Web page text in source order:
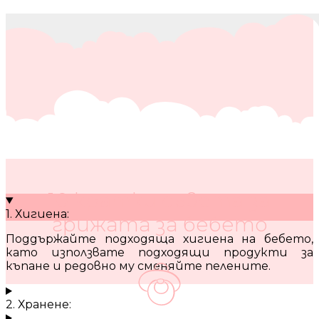
10 кратки съвета за
грижата за бебето
1. Хигиена:
Поддържайте подходяща хигиена на бебето,
като използвате подходящи продукти за
къпане и редовно му сменяйте пелените.
2. Хранене: